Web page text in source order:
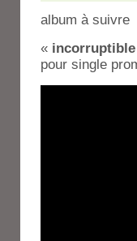
album à suivre
« incorruptible
pour single